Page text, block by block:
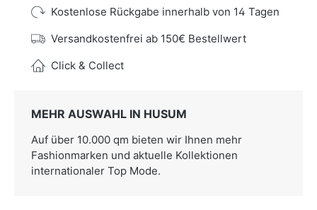
Kostenlose Rückgabe innerhalb von 14 Tagen
Versandkostenfrei ab 150€ Bestellwert
Click & Collect
MEHR AUSWAHL IN HUSUM
Auf über 10.000 qm bieten wir Ihnen mehr
Fashionmarken und aktuelle Kollektionen
internationaler Top Mode.